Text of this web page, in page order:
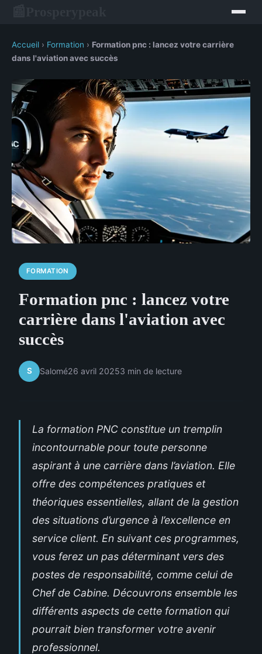
Accueil › Formation › Formation pnc : lancez votre carrière
dans l'aviation avec succès
FORMATION
Formation pnc : lancez votre
carrière dans l'aviation avec
succès
S Salomé26 avril 20253 min de lecture
La formation PNC constitue un tremplin
incontournable pour toute personne
aspirant à une carrière dans l’aviation. Elle
offre des compétences pratiques et
théoriques essentielles, allant de la gestion
des situations d’urgence à l’excellence en
service client. En suivant ces programmes,
vous ferez un pas déterminant vers des
postes de responsabilité, comme celui de
Chef de Cabine. Découvrons ensemble les
différents aspects de cette formation qui
pourrait bien transformer votre avenir
professionnel.